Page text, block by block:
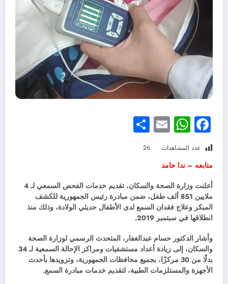
Facebook
WhatsApp
Email
عدد المشاهدات 26
متابعه – ندا حامد
أعلنت وزارة الصحة والسكان، تقديم خدمات الفحص السمعي لـ 4
ملايين 851 ألف طفل، ضمن مبادرة رئيس الجمهورية للكشف
المبكر وعلاج فقدان السمع لدى الأطفال حديثي الولادة، وذلك منذ
انطلاقها في سبتمبر 2019.
وأشار الدكتور حسام عبدالغفار، المتحدث الرسمي لوزارة الصحة
والسكان، إلى زيادة أعداد مستشفيات ومراكز الإحالة السمعية لـ 34
بدلًا من 30 مركزًا، بجميع محافظات الجمهورية، وتزويدها بأحدث
الأجهزة والمستلزمات الطبية، لتقديم خدمات مبادرة السمع.